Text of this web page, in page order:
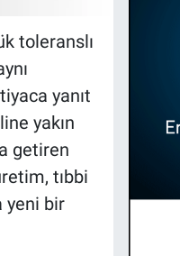
toleranslı
yanıt
yakın
getiren
tıbbi
yeni bir